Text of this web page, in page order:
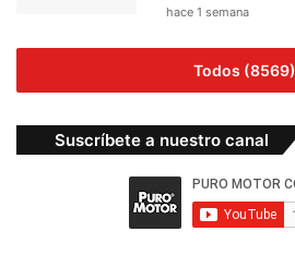
hace 1 semana
Todos (8569)
Suscríbete a nuestro canal